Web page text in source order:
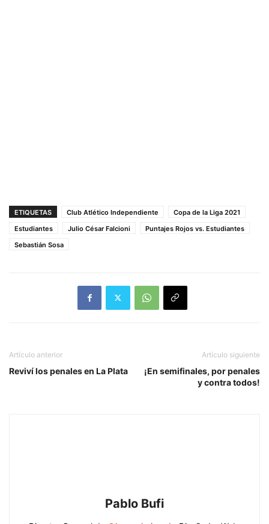
ETIQUETAS Club Atlético Independiente
Copa de la Liga 2021
Estudiantes
Julio César Falcioni
Puntajes Rojos vs. Estudiantes
Sebastián Sosa
Artículo anterior
Reviví los penales en La Plata
Artículo siguiente
¡En semifinales, por penales
y contra todos!
Pablo Bufi